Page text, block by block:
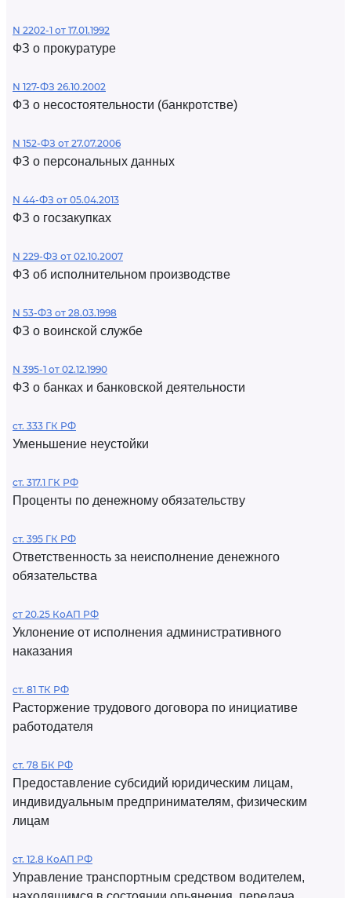
N 2202-1 от 17.01.1992
ФЗ о прокуратуре
N 127-ФЗ 26.10.2002
ФЗ о несостоятельности (банкротстве)
N 152-ФЗ от 27.07.2006
ФЗ о персональных данных
N 44-ФЗ от 05.04.2013
ФЗ о госзакупках
N 229-ФЗ от 02.10.2007
ФЗ об исполнительном производстве
N 53-ФЗ от 28.03.1998
ФЗ о воинской службе
N 395-1 от 02.12.1990
ФЗ о банках и банковской деятельности
ст. 333 ГК РФ
Уменьшение неустойки
ст. 317.1 ГК РФ
Проценты по денежному обязательству
ст. 395 ГК РФ
Ответственность за неисполнение денежного
обязательства
ст 20.25 КоАП РФ
Уклонение от исполнения административного
наказания
ст. 81 ТК РФ
Расторжение трудового договора по инициативе
работодателя
ст. 78 БК РФ
Предоставление субсидий юридическим лицам,
индивидуальным предпринимателям, физическим
лицам
ст. 12.8 КоАП РФ
Управление транспортным средством водителем,